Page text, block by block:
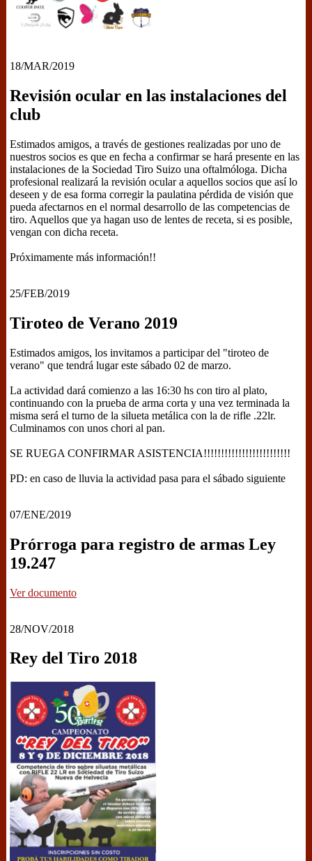
18/MAR/2019
Revisión ocular en las instalaciones del
club
Estimados amigos, a través de gestiones realizadas por uno de
nuestros socios es que en fecha a confirmar se hará presente en las
instalaciones de la Sociedad Tiro Suizo una oftalmóloga. Dicha
profesional realizará la revisión ocular a aquellos socios que así lo
deseen y de esa forma corregir la paulatina pérdida de visión que
pueda afectarnos en el normal desarrollo de las competencias de
tiro. Aquellos que ya hagan uso de lentes de receta, si es posible,
vengan con dicha receta.
Próximamente más información!!
25/FEB/2019
Tiroteo de Verano 2019
Estimados amigos, los invitamos a participar del "tiroteo de
verano" que tendrá lugar este sábado 02 de marzo.
La actividad dará comienzo a las 16:30 hs con tiro al plato,
continuando con la prueba de arma corta y una vez terminada la
misma será el turno de la silueta metálica con la de rifle .22lr.
Culminamos con unos chori al pan.
SE RUEGA CONFIRMAR ASISTENCIA!!!!!!!!!!!!!!!!!!!!!!!!!
PD: en caso de lluvia la actividad pasa para el sábado siguiente
07/ENE/2019
Prórroga para registro de armas Ley
19.247
Ver documento
28/NOV/2018
Rey del Tiro 2018